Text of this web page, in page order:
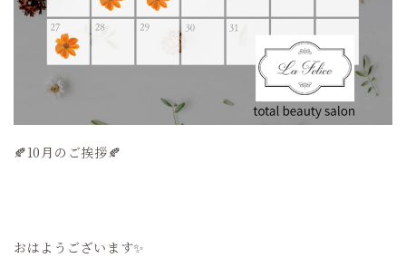
🍂10月のご挨拶🍂
おはようございます✨